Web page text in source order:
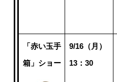
「赤い玉手
箱」ショー
9/16（月）
13：30